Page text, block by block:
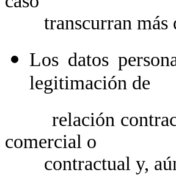
transcurran más
Los datos
legitimación de
relación
comercial o
contractual y, aún